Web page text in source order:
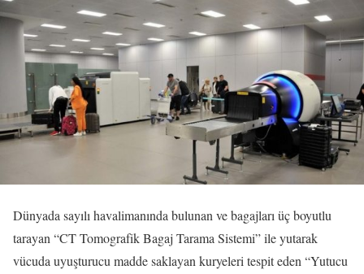
Dünyada sayılı havalimanında bulunan ve bagajları üç boyutlu
tarayan “CT Tomografik Bagaj Tarama Sistemi” ile yutarak
vücuda uyuşturucu madde saklayan kuryeleri tespit eden “Yutucu